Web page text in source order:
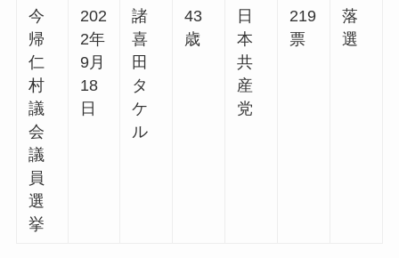
今
帰
仁
村
議
会
議
員
選
挙
202
2年
9月
18
日
諸
喜
田
タ
ケ
ル
43
歳
日
本
共
産
党
219
票
落
選